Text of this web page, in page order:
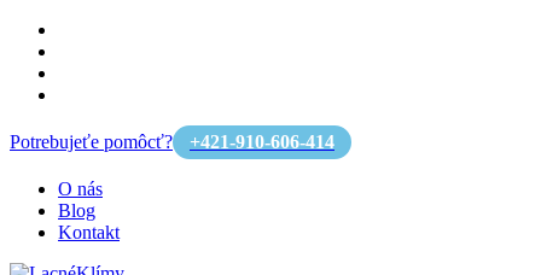
Potrebujeťe pomôcť? +421-910-606-414
O nás
Blog
Kontakt